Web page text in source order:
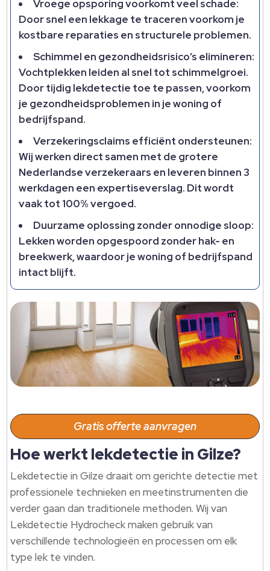
Vroege opsporing voorkomt veel schade:
Door snel een lekkage te traceren voorkom je
kostbare reparaties en structurele problemen.
Schimmel en gezondheidsrisico’s elimineren:
Vochtplekken leiden al snel tot schimmelgroei.
Door tijdig lekdetectie toe te passen, voorkom
je gezondheidsproblemen in je woning of
bedrijfspand.
Verzekeringsclaims efficiënt ondersteunen:
Wij werken direct samen met de grotere
Nederlandse verzekeraars en leveren binnen 3
werkdagen een expertiseverslag. Dit wordt
vaak tot 100% vergoed.
Duurzame oplossing zonder onnodige sloop:
Lekken worden opgespoord zonder hak- en
breekwerk, waardoor je woning of bedrijfspand
intact blijft.
Gratis offerte aanvragen
Hoe werkt lekdetectie in Gilze?
Lekdetectie in Gilze draait om gerichte detectie met
professionele technieken en meetinstrumenten die
verder gaan dan traditionele methoden. Wij van
Lekdetectie Hydrocheck maken gebruik van
verschillende technologieën en processen om elk
type lek te vinden.